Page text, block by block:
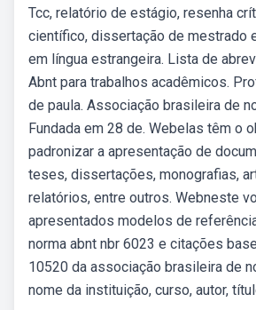
Tcc, relatório de estágio, resenha
científico, dissertação de mestrado
em língua estrangeira. Lista de
Abnt para trabalhos acadêmicos.
de paula. Associação brasileira de
Fundada em 28 de. Webelas têm o
padronizar a apresentação de
teses, dissertações, monografias,
relatórios, entre outros. Webneste
apresentados modelos de
norma abnt nbr 6023 e citações
10520 da associação brasileira de
nome da instituição, curso, autor,